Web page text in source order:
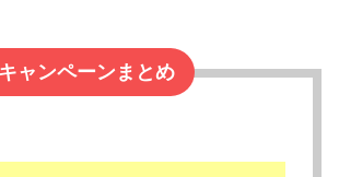
ャンペーンまとめ